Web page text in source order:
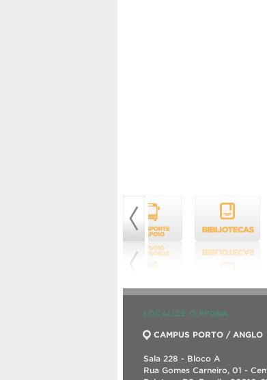
LOCALIZE O PPGNA
CAMPUS PORTO / ANGLO
Sala 228 - Bloco A
Rua Gomes Carneiro, 01 -